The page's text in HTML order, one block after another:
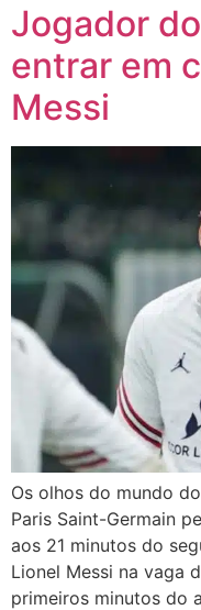
Jogador
entrar em
Messi
Os olhos do mundo
Paris Saint-Germain
aos 21 minutos do
Lionel Messi na vaga
primeiros minutos do